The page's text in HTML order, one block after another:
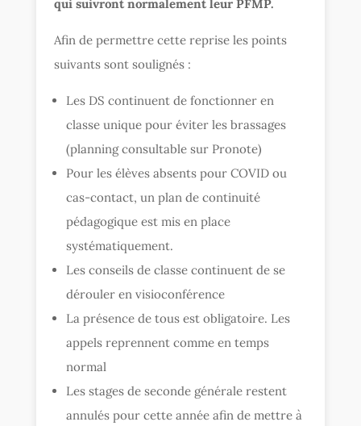
qui suivront normalement leur PFMP.
Afin de permettre cette reprise les points
suivants sont soulignés :
Les DS continuent de fonctionner en
classe unique pour éviter les brassages
(planning consultable sur Pronote)
Pour les élèves absents pour COVID ou
cas-contact, un plan de continuité
pédagogique est mis en place
systématiquement.
Les conseils de classe continuent de se
dérouler en visioconférence
La présence de tous est obligatoire. Les
appels reprennent comme en temps
normal
Les stages de seconde générale restent
annulés pour cette année afin de mettre à